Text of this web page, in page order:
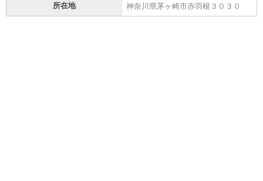
所在地 神奈川県茅ヶ崎市赤羽根３０３０